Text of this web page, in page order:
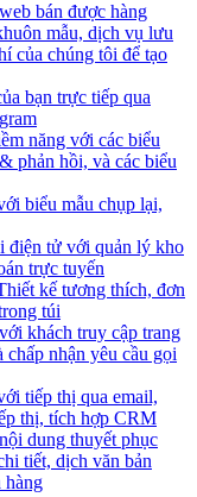
bán được hàng
mẫu, dịch vụ lưu
của chúng tôi để tạo
bạn trực tiếp qua
năng với các biểu
phản hồi, và các biểu
biểu mẫu chụp lại,
điện tử với quản lý kho
trực tuyến
kế tương thích, đơn
túi
khách truy cập trang
nhận yêu cầu gọi
tiếp thị qua email,
thị, tích hợp CRM
dung thuyết phục
tiết, dịch văn bản
hàng